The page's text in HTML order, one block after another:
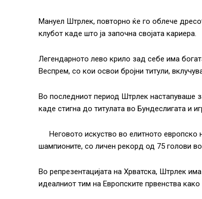
Мануел Штрлек, повторно ќе го облече
клубот каде што ја започна својата кариера.
Легендарното лево крило зад себе има
Веспрем, со кои освои бројни титули,
Во последниот период Штрлек настапуваше
каде стигна до титулата во Бундеслигата и
Неговото искуство во елитното
шампионите, со личен рекорд од 75 голови
Во репрезентацијата на Хрватска, Штрлек
идеалниот тим на Европските првенства